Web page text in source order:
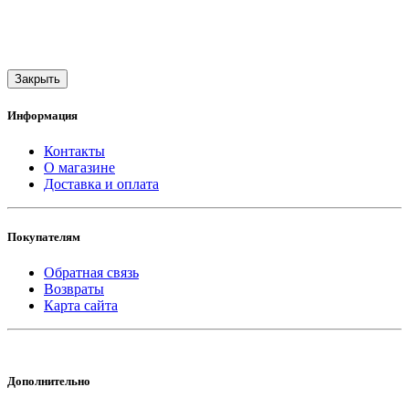
Закрыть
Информация
Контакты
О магазине
Доставка и оплата
Покупателям
Обратная связь
Возвраты
Карта сайта
Дополнительно